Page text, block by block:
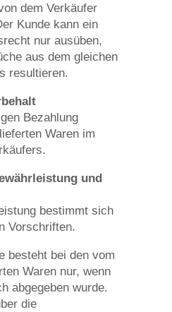
dem Verkäufer
Kunde kann ein
nur ausüben,
aus dem gleichen
resultieren.
Bezahlung
Waren im
und
bestimmt sich
Vorschriften.
besteht bei den vom
Waren nur, wenn
abgegeben wurde.
die